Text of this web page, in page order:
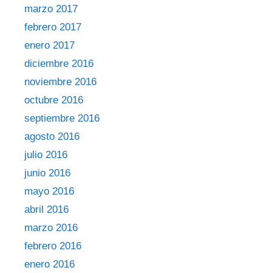
marzo 2017
febrero 2017
enero 2017
diciembre 2016
noviembre 2016
octubre 2016
septiembre 2016
agosto 2016
julio 2016
junio 2016
mayo 2016
abril 2016
marzo 2016
febrero 2016
enero 2016